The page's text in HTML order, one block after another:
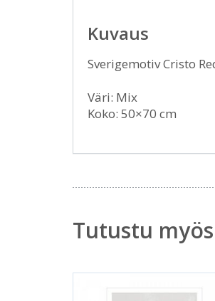
Kuvaus
Sverigemotiv Cristo
Väri: Mix
Koko: 50×70 cm
Tutustu myös